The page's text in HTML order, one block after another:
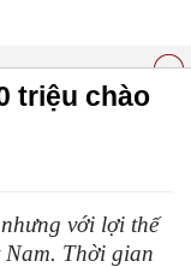
triệu chào
với lợi thế
Thời gian